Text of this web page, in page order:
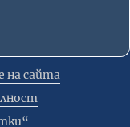
на сайта